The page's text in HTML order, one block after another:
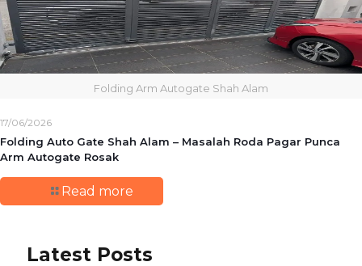
Folding Arm Autogate Shah Alam
17/06/2026
Folding Auto Gate Shah Alam – Masalah Roda Pagar Punca
Arm Autogate Rosak
Read more
Latest Posts